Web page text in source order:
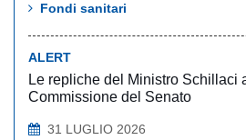
Fondi sanitari
ALERT
Le repliche del Ministro Schillaci
Commissione del Senato
31 LUGLIO 2026